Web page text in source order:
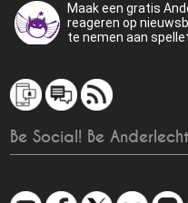
Maak een gratis
reageren op
te nemen aan
Be Social! Be